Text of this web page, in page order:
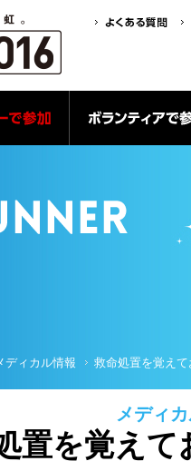
ディカル情報 救命処置を覚え
メディ
置を覚え